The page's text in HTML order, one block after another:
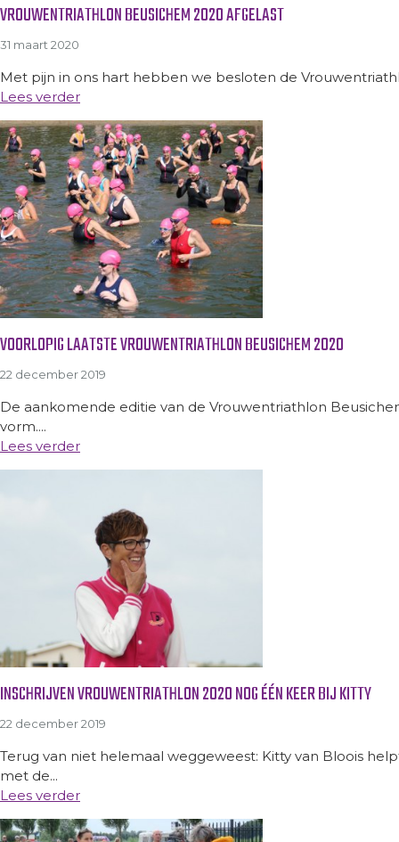
VROUWENTRIATHLON BEUSICHEM 2020 AFGELAST
31 maart 2020
Met pijn in ons hart hebben we besloten de
Lees verder
VOORLOPIG LAATSTE VROUWENTRIATHLON BEUSICHEM 2020
22 december 2019
De aankomende editie van de Vrouwentriathlon
vorm....
Lees verder
INSCHRIJVEN VROUWENTRIATHLON 2020 NOG ÉÉN KEER BIJ KITTY
22 december 2019
Terug van niet helemaal weggeweest: Kitty van Bloois
met de...
Lees verder